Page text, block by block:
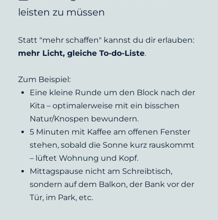
leisten zu müssen
mehr Licht, gleiche To-do-Liste.
Zum Beispiel:
Eine kleine Runde um den Block nach der
Kita – optimalerweise mit ein bisschen
Natur/Knospen bewundern.
5 Minuten mit Kaffee am offenen Fenster
stehen, sobald die Sonne kurz rauskommt
– lüftet Wohnung und Kopf.
Mittagspause nicht am Schreibtisch,
sondern auf dem Balkon, der Bank vor der
Tür, im Park, etc.